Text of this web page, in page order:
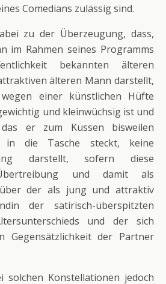
Comedians zulässig sind.
zu der Überzeugung, dass,
im Rahmen seines Programms
bekannten älteren
älteren Mann darstellt,
einer künstlichen Hüfte
und kleinwüchsig ist und
er zum Küssen bisweilen
in die Tasche steckt, keine
darstellt, sofern diese
und damit als
der als jung und attraktiv
der satirisch-überspitzten
und der sich
Gegensätzlichkeit der Partner
solchen Konstellationen jedoch